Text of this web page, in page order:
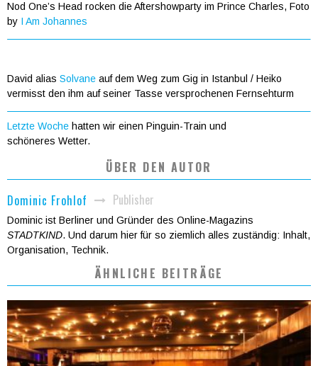
Nod One’s Head rocken die Aftershowparty im Prince Charles, Foto
by I Am Johannes
David alias Solvane auf dem Weg zum Gig in Istanbul / Heiko
vermisst den ihm auf seiner Tasse versprochenen Fernsehturm
Letzte Woche hatten wir einen Pinguin-Train und
schöneres Wetter.
ÜBER DEN AUTOR
Dominic Frohlof
Publisher
Dominic ist Berliner und Gründer des Online-Magazins
STADTKIND. Und darum hier für so ziemlich alles zuständig: Inhalt,
Organisation, Technik.
ÄHNLICHE BEITRÄGE